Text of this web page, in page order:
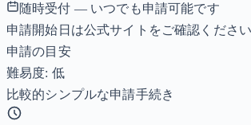
随時受付 — いつでも申請可能です
申請開始日は公式サイトをご確認ください
申請の目安
難易度: 低
比較的シンプルな申請手続き